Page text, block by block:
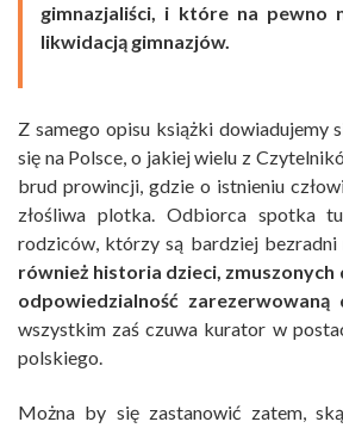
gimnazjaliści, i które na pewno
likwidacją gimnazjów.
Z samego opisu książki dowiadujemy
się na Polsce, o jakiej wielu z
brud prowincji, gdzie o istnieniu
złośliwa plotka. Odbiorca spotka
rodziców, którzy są bardziej bezradni
również historia dzieci, zmuszonych
odpowiedzialność zarezerwowaną
wszystkim zaś czuwa kurator w
polskiego.
Można by się zastanowić zatem,